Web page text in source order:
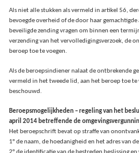
Als niet alle stukken als vermeld in artikel 56,
bevoegde overheid of de door haar
beveiligde zending vragen om binnen een
verzending van het vervolledigingsverzoek, de
beroep toe te voegen.
Als de beroepsindiener nalaat de ontbrekende
vermeld in het tweede lid, aan het beroep toe
beschouwd.
Beroepsmogelijkheden – regeling van het
april 2014 betreffende de
Het beroepschrift bevat op straffe van
1° de naam, de hoedanigheid en het adres van